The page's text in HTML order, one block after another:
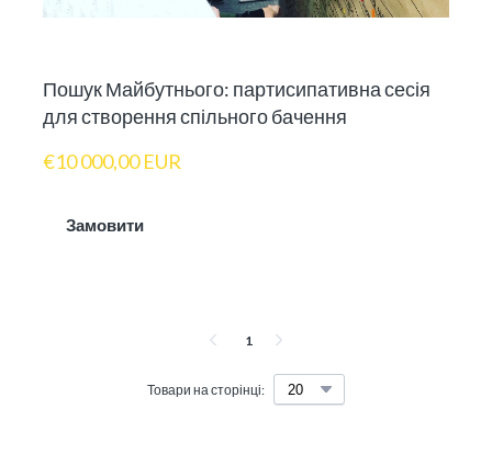
Пошук Майбутнього: партисипативна сесія
для створення спільного бачення
€10 000,00 EUR
Замовити
Товари на сторінці:
1